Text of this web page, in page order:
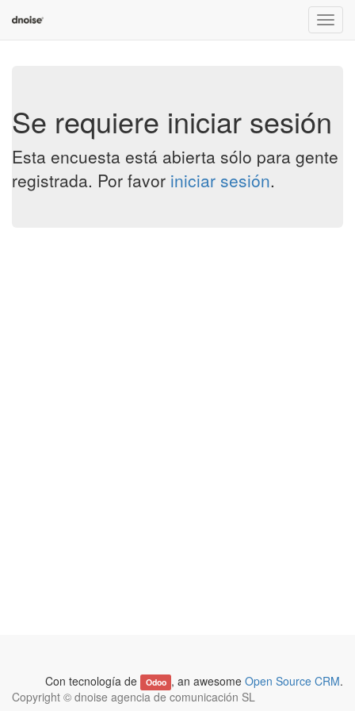
Menú
de
Se requiere iniciar sesión
Esta encuesta está abierta sólo para gente
registrada. Por favor iniciar sesión.
Con tecnología de Odoo , an awesome Open Source CRM.
Copyright © dnoise agencia de comunicación SL